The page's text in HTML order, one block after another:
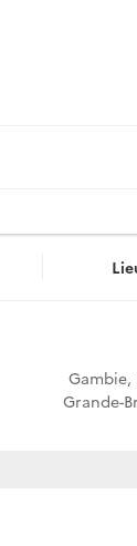
Gambie,
Grande-